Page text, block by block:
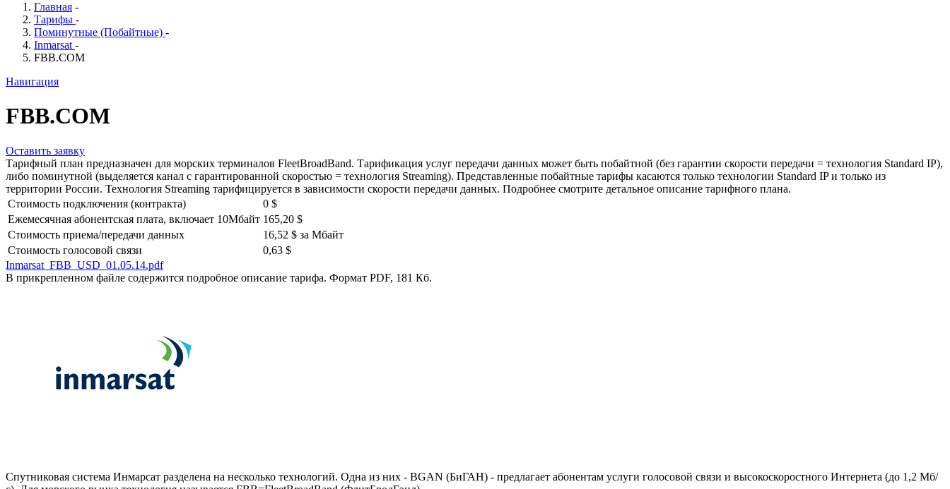
Главная -
Тарифы -
Поминутные (Побайтные) -
Inmarsat -
FBB.COM
Навигация
FBB.COM
Оставить заявку
Тарифный план предназначен для морских терминалов FleetBroadBand. Тарификация услуг передачи данных может быть побайтной (без гарантии скорости передачи = технология Standard IP),
либо поминутной (выделяется канал с гарантированной скоростью = технология Streaming). Представленные побайтные тарифы касаются только технологии Standard IP и только из
территории России. Технология Streaming тарифицируется в зависимости скорости передачи данных. Подробнее смотрите детальное описание тарифного плана.
Стоимость подключения (контракта)
0 $
Ежемесячная абонентская плата, включает 10Мбайт 165,20 $
Стоимость приема/передачи данных
16,52 $ за Мбайт
Стоимость голосовой связи
0,63 $
Inmarsat_FBB_USD_01.05.14.pdf
В прикрепленном файле содержится подробное описание тарифа. Формат PDF, 181 Кб.
Спутниковая система Инмарсат разделена на несколько технологий. Одна из них - BGAN (БиГАН) - предлагает абонентам услуги голосовой связи и высокоскоростного Интернета (до 1,2 Мб/